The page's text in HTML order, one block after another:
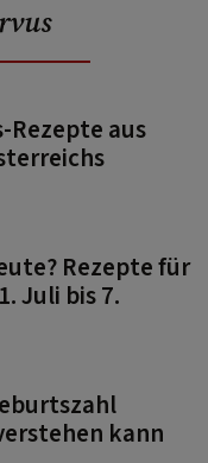
aus
Rezepte für
Juli bis 7.
kann